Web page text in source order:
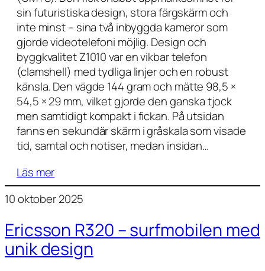
sin futuristiska design, stora färgskärm och
inte minst – sina två inbyggda kameror som
gjorde videotelefoni möjlig. Design och
byggkvalitet Z1010 var en vikbar telefon
(clamshell) med tydliga linjer och en robust
känsla. Den vägde 144 gram och mätte 98,5 ×
54,5 × 29 mm, vilket gjorde den ganska tjock
men samtidigt kompakt i fickan. På utsidan
fanns en sekundär skärm i gråskala som visade
tid, samtal och notiser, medan insidan…
Läs mer
10 oktober 2025
Ericsson R320 – surfmobilen med
unik design